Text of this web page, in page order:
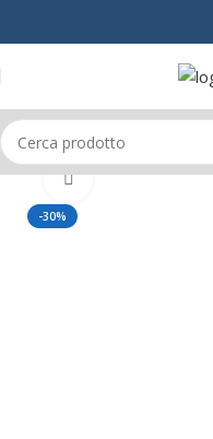
Home CORPO COSMETICA
-30%
Click to enlarge